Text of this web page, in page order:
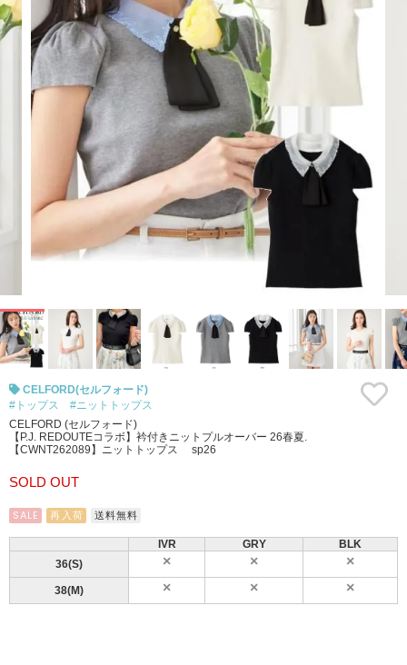
CELFORD(セルフォード)
#トップス
#ニットトップス
CELFORD (セルフォード)
【P.J. REDOUTEコラボ】衿付きニットプルオーバー 26春夏.
【CWNT262089】ニットトップス sp26
SOLD OUT
SALE 再入荷 送料無料
IVR GRY
BLK
36(S)
38(M)